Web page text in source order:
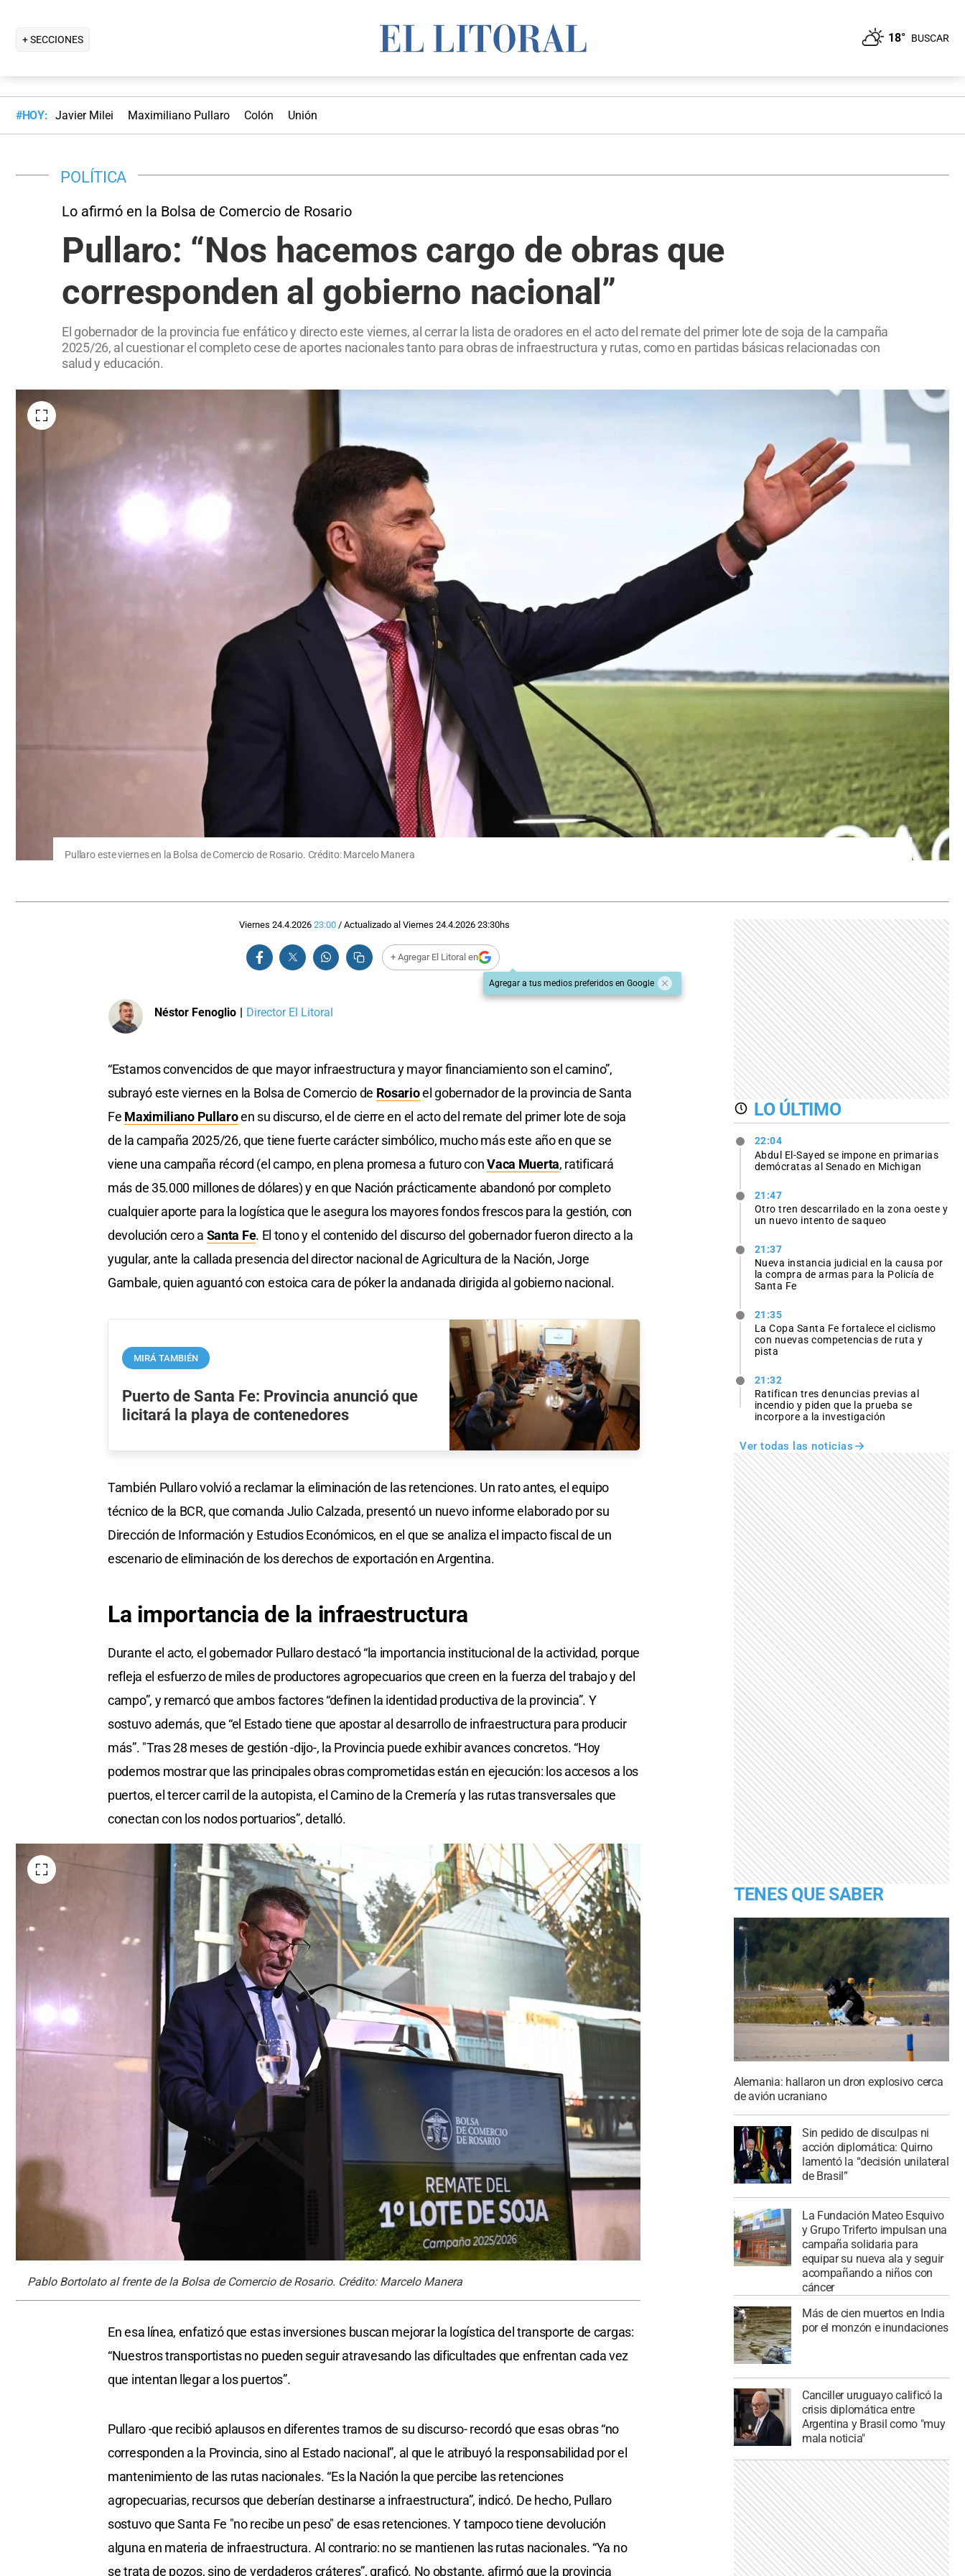
+ SECCIONES 18° BUSCAR
#HOY: Javier Milei Maximiliano Pullaro Colón Unión
POLÍTICA
Lo afirmó en la Bolsa de Comercio de Rosario
Pullaro: “Nos hacemos cargo de obras que
corresponden al gobierno nacional”
El gobernador de la provincia fue enfático y directo este viernes, al cerrar la lista de oradores en el acto del remate del primer lote de soja de la campaña
2025/26, al cuestionar el completo cese de aportes nacionales tanto para obras de infraestructura y rutas, como en partidas básicas relacionadas con
salud y educación.
Pullaro este viernes en la Bolsa de Comercio de Rosario. Crédito: Marcelo Manera
Viernes 24.4.2026 23:00/ Actualizado al Viernes 24.4.2026 23:30hs
+ Agregar El Litoral en
Agregar a tus medios preferidos en Google
Néstor Fenoglio | Director El Litoral
“Estamos convencidos de que mayor infraestructura y mayor financiamiento son el camino”,
subrayó este viernes en la Bolsa de Comercio de Rosarioel gobernador de la provincia de Santa
Fe Maximiliano Pullaroen su discurso, el de cierre en el acto del remate del primer lote de soja
de la campaña 2025/26, que tiene fuerte carácter simbólico, mucho más este año en que se
viene una campaña récord (el campo, en plena promesa a futuro conVaca Muerta, ratificará
más de 35.000 millones de dólares) y en que Nación prácticamente abandonó por completo
cualquier aporte para la logística que le asegura los mayores fondos frescos para la gestión, con
devolución cero a Santa Fe. El tono y el contenido del discurso del gobernador fueron directo a la
yugular, ante la callada presencia del director nacional de Agricultura de la Nación, Jorge
Gambale, quien aguantó con estoica cara de póker la andanada dirigida al gobierno nacional.
MIRÁ TAMBIÉN
Puerto de Santa Fe: Provincia anunció que
licitará la playa de contenedores
También Pullaro volvió a reclamar la eliminación de las retenciones. Un rato antes, el equipo
técnico de la BCR, que comanda Julio Calzada, presentó un nuevo informe elaborado por su
Dirección de Información y Estudios Económicos, en el que se analiza el impacto fiscal de un
escenario de eliminación de los derechos de exportación en Argentina.
La importancia de la infraestructura
Durante el acto, el gobernador Pullaro destacó “la importancia institucional de la actividad, porque
refleja el esfuerzo de miles de productores agropecuarios que creen en la fuerza del trabajo y del
campo”, y remarcó que ambos factores “definen la identidad productiva de la provincia”. Y
sostuvo además, que “el Estado tiene que apostar al desarrollo de infraestructura para producir
más”. "Tras 28 meses de gestión -dijo-, la Provincia puede exhibir avances concretos. “Hoy
podemos mostrar que las principales obras comprometidas están en ejecución: los accesos a los
puertos, el tercer carril de la autopista, el Camino de la Cremería y las rutas transversales que
conectan con los nodos portuarios”, detalló.
Pablo Bortolato al frente de la Bolsa de Comercio de Rosario. Crédito: Marcelo Manera
En esa línea, enfatizó que estas inversiones buscan mejorar la logística del transporte de cargas:
“Nuestros transportistas no pueden seguir atravesando las dificultades que enfrentan cada vez
que intentan llegar a los puertos”.
Pullaro -que recibió aplausos en diferentes tramos de su discurso- recordó que esas obras “no
corresponden a la Provincia, sino al Estado nacional”, al que le atribuyó la responsabilidad por el
mantenimiento de las rutas nacionales. “Es la Nación la que percibe las retenciones
agropecuarias, recursos que deberían destinarse a infraestructura”, indicó. De hecho, Pullaro
sostuvo que Santa Fe "no recibe un peso" de esas retenciones. Y tampoco tiene devolución
alguna en materia de infraestructura. Al contrario: no se mantienen las rutas nacionales. “Ya no
se trata de pozos, sino de verdaderos cráteres”, graficó. No obstante, afirmó que la provincia
LO ÚLTIMO
22:04
Abdul El-Sayed se impone en primarias
demócratas al Senado en Michigan
21:47
Otro tren descarrilado en la zona oeste y
un nuevo intento de saqueo
21:37
Nueva instancia judicial en la causa por
la compra de armas para la Policía de
Santa Fe
21:35
La Copa Santa Fe fortalece el ciclismo
con nuevas competencias de ruta y
pista
21:32
Ratifican tres denuncias previas al
incendio y piden que la prueba se
incorpore a la investigación
Ver todas las noticias
TENES QUE SABER
Alemania: hallaron un dron explosivo cerca
de avión ucraniano
Sin pedido de disculpas ni
acción diplomática: Quirno
lamentó la “decisión unilateral
de Brasil”
La Fundación Mateo Esquivo
y Grupo Triferto impulsan una
campaña solidaria para
equipar su nueva ala y seguir
acompañando a niños con
cáncer
Más de cien muertos en India
por el monzón e inundaciones
Canciller uruguayo calificó la
crisis diplomática entre
Argentina y Brasil como "muy
mala noticia"